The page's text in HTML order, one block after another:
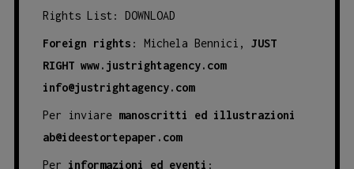
Rights List: DOWNLOAD
Foreign rights : Michela Bennici, JUST
RIGHT www.justrightagency.com
info@justrightagency.com
Per inviare manoscritti ed illustrazioni
ab@ideestortepaper.com
Per informazioni ed eventi :